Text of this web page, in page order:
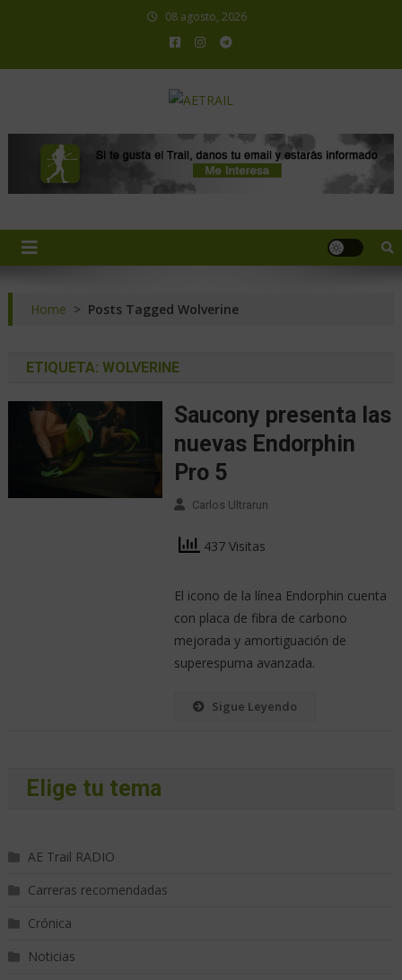
08 agosto, 2026
Home > Posts Tagged Wolverine
ETIQUETA: WOLVERINE
Saucony presenta las
nuevas Endorphin
Pro 5
Carlos Ultrarun
437 Visitas
El icono de la línea Endorphin cuenta
con placa de fibra de carbono
mejorada y amortiguación de
superespuma avanzada.
Sigue Leyendo
Elige tu tema
AE Trail RADIO
Carreras recomendadas
Crónica
Noticias